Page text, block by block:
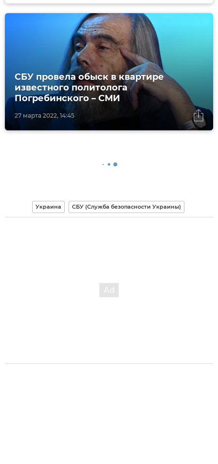
27 марта 2022, 14:45
СБУ провела обыск в квартире
известного политолога
Погребинского – СМИ
Украина СБУ (Служба безопасности Украины)